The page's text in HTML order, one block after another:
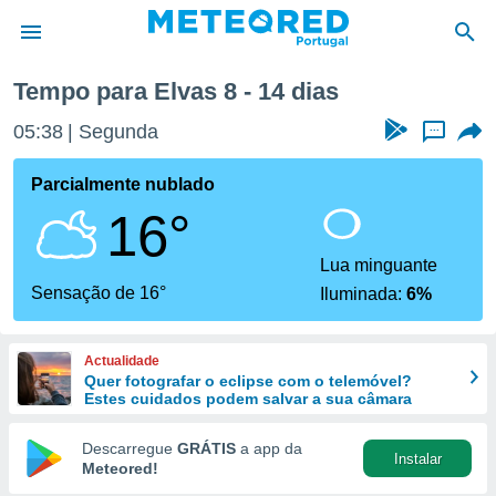
da
foi
fornecidas
a este
das
e
forma
digital
Tempo para Elvas 8 - 14 dias
05:38 Segunda ...
Parcialmente nublado
16°
Sensação de 16°
Lua minguante
Iluminada:6%
Actualidade
Quer fotografar o eclipse com o telemóvel?
Estes cuidados podem salvar a sua câmara
Descarregue GRÁTIS a app da
Meteored!
Instalar